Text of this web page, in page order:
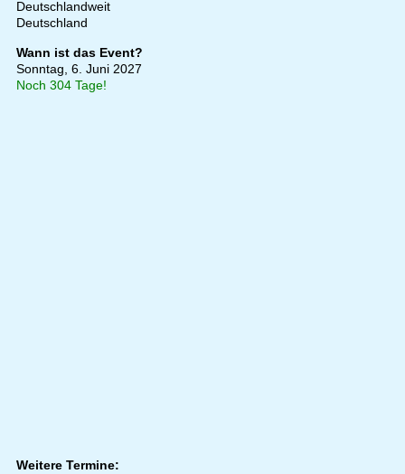
Deutschlandweit
Deutschland
Wann ist das Event?
Sonntag, 6. Juni 2027
Noch 304 Tage!
Weitere Termine: